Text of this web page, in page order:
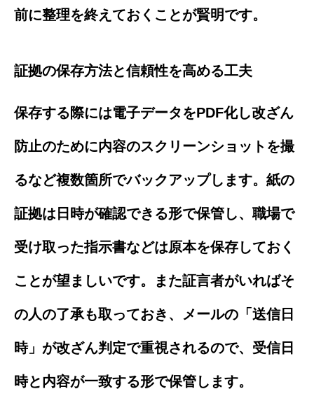
前に整理を終えておくことが賢明です。
証拠の保存方法と信頼性を高める工夫
保存する際には電子データをPDF化し改ざん
防止のために内容のスクリーンショットを撮
るなど複数箇所でバックアップします。紙の
証拠は日時が確認できる形で保管し、職場で
受け取った指示書などは原本を保存しておく
ことが望ましいです。また証言者がいればそ
の人の了承も取っておき、メールの「送信日
時」が改ざん判定で重視されるので、受信日
時と内容が一致する形で保管します。